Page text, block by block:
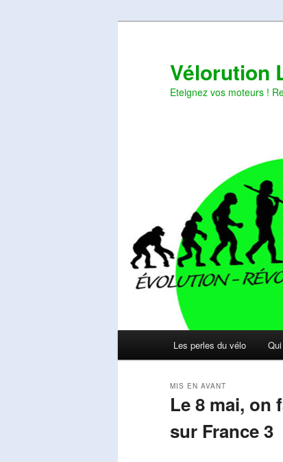
Vélorution
Eteignez vos moteurs !
Les perles du vélo
Le 8 mai, on
sur France 3
MIS EN AVANT